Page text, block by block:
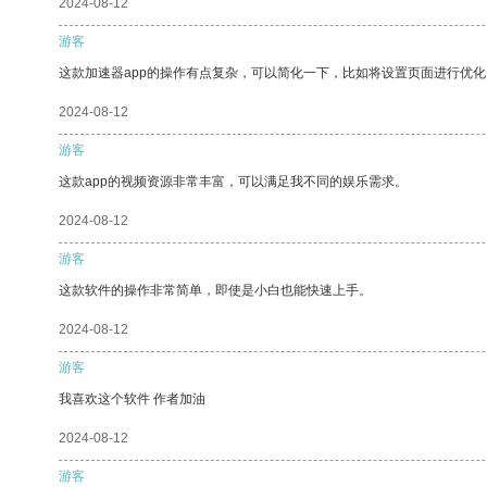
2024-08-12
游客
这款加速器app的操作有点复杂，可以简化一下，比如将设置页面进行优
2024-08-12
游客
这款app的视频资源非常丰富，可以满足我不同的娱乐需求。
2024-08-12
游客
这款软件的操作非常简单，即使是小白也能快速上手。
2024-08-12
游客
我喜欢这个软件 作者加油
2024-08-12
游客